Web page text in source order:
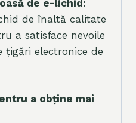
de e-lichid:
de înaltă calitate
a satisface nevoile
țigări electronice de
a obține mai